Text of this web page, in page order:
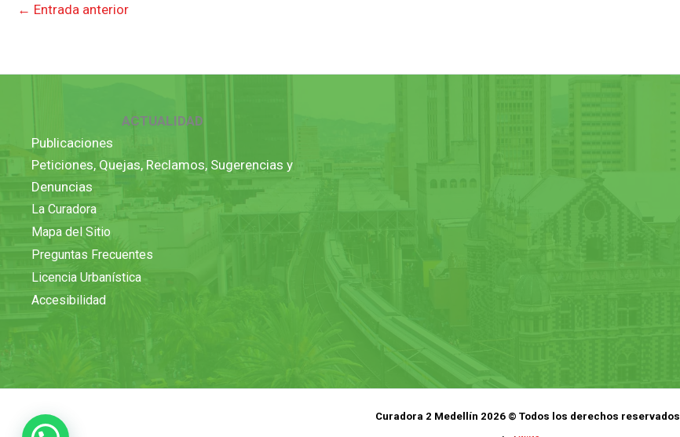
← Entrada anterior
ACTUALIDAD
Publicaciones
Peticiones, Quejas, Reclamos, Sugerencias y
Denuncias
La Curadora
Mapa del Sitio
Preguntas Frecuentes
Licencia Urbanística
Accesibilidad
Curadora 2 Medellín 2026 © Todos los derechos reservados